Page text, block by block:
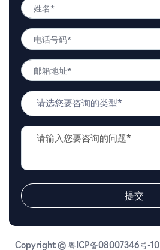
姓
名
号
*
地
提交
Copyright © 粤ICP备08007346号-10